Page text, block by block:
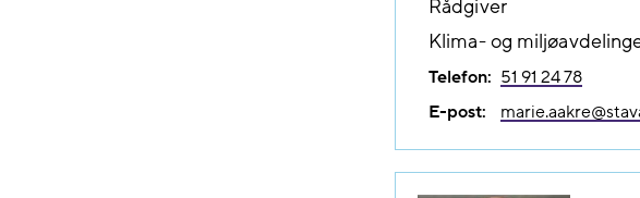
Rådgiver
Klima- og
Telefon: 51 91 24 78
E-post: